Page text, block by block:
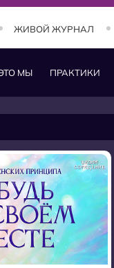
ЖИВОЙ ЖУРНАЛ
МЫ ПРАКТИКИ